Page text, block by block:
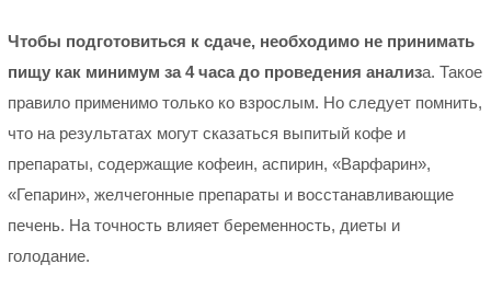
Чтобы подготовиться к сдаче, необходимо не принимать
пищу как минимум за 4 часа до проведения анализа. Такое
правило применимо только ко взрослым. Но следует помнить,
что на результатах могут сказаться выпитый кофе и
препараты, содержащие кофеин, аспирин, «Варфарин»,
«Гепарин», желчегонные препараты и восстанавливающие
печень. На точность влияет беременность, диеты и
голодание.